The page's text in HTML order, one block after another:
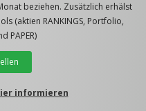
beziehen. Zusätzlich erhälst
(aktien RANKINGS, Portfolio,
PAPER)
informieren